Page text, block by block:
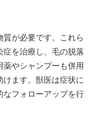
質が必要です。これら
を治療し、毛の脱落
やシャンプーも併用
けます。獣医は症状に
なフォローアップを行